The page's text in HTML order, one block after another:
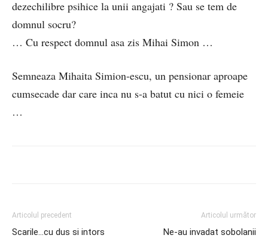
dezechilibre psihice la unii angajati ? Sau se tem de
domnul socru?
… Cu respect domnul asa zis Mihai Simon …
Semneaza Mihaita Simion-escu, un pensionar aproape
cumsecade dar care inca nu s-a batut cu nici o femeie
…
Articolul precedent
Scarile…cu dus si intors
Articolul următor
Ne-au invadat sobolanii